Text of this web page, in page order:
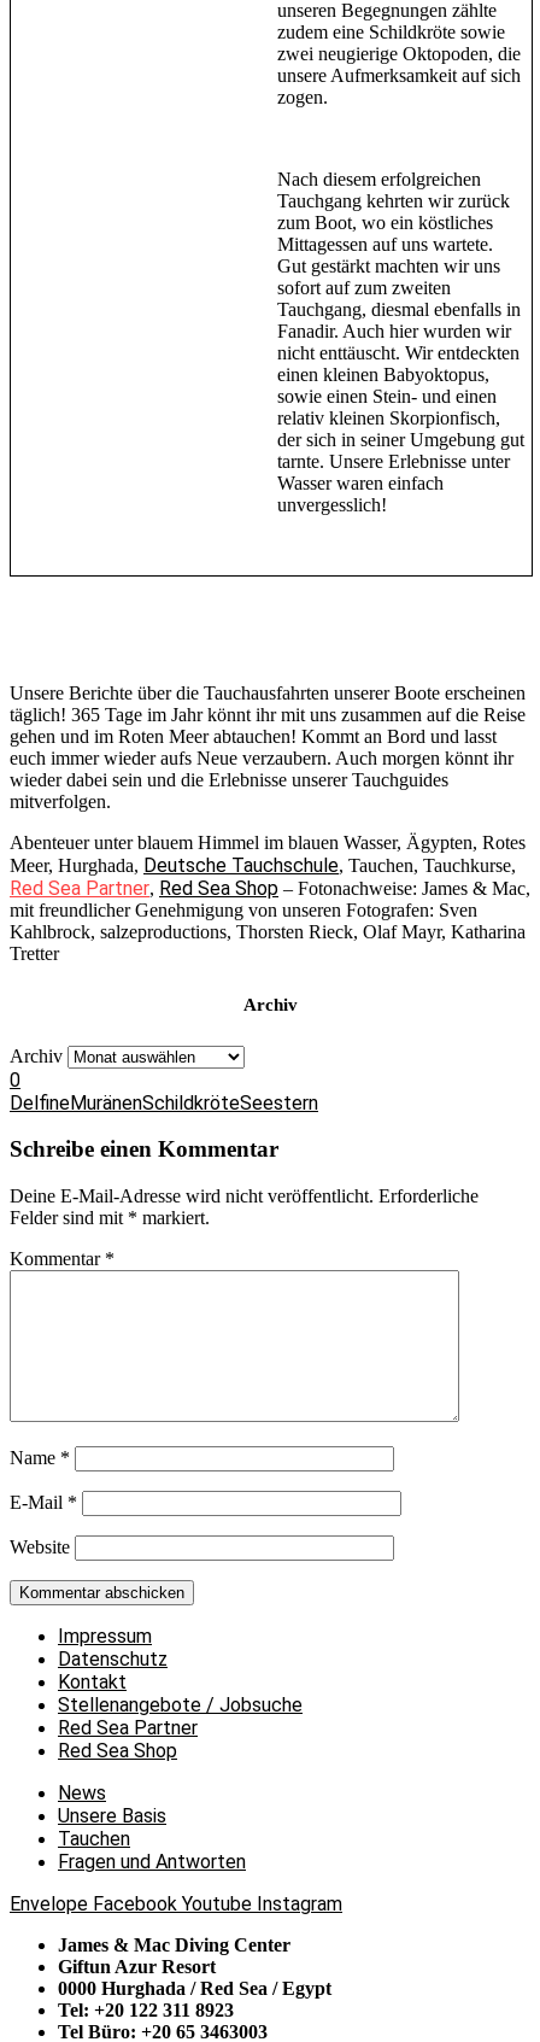
unseren Begegnungen zählte
zudem eine Schildkröte sowie
zwei neugierige Oktopoden, die
unsere Aufmerksamkeit auf sich
zogen.
Nach diesem erfolgreichen
Tauchgang kehrten wir zurück
zum Boot, wo ein köstliches
Mittagessen auf uns wartete.
Gut gestärkt machten wir uns
sofort auf zum zweiten
Tauchgang, diesmal ebenfalls in
Fanadir. Auch hier wurden wir
nicht enttäuscht. Wir entdeckten
einen kleinen Babyoktopus,
sowie einen Stein- und einen
relativ kleinen Skorpionfisch,
der sich in seiner Umgebung gut
tarnte. Unsere Erlebnisse unter
Wasser waren einfach
unvergesslich!
Unsere Berichte über die Tauchausfahrten unserer Boote erscheinen
täglich! 365 Tage im Jahr könnt ihr mit uns zusammen auf die Reise
gehen und im Roten Meer abtauchen! Kommt an Bord und lasst
euch immer wieder aufs Neue verzaubern. Auch morgen könnt ihr
wieder dabei sein und die Erlebnisse unserer Tauchguides
mitverfolgen.
Abenteuer unter blauem Himmel im blauen Wasser, Ägypten, Rotes
Meer, Hurghada, Deutsche Tauchschule, Tauchen, Tauchkurse,
Red Sea Partner, Red Sea Shop – Fotonachweise: James & Mac,
mit freundlicher Genehmigung von unseren Fotografen: Sven
Kahlbrock, salzeproductions, Thorsten Rieck, Olaf Mayr, Katharina
Tretter
Archiv
Archiv
0
DelfineMuränenSchildkröteSeestern
Schreibe einen Kommentar
Deine E-Mail-Adresse wird nicht veröffentlicht. Erforderliche
Felder sind mit * markiert.
Kommentar *
Name *
E-Mail *
Website
Impressum
Datenschutz
Kontakt
Stellenangebote / Jobsuche
Red Sea Partner
Red Sea Shop
News
Unsere Basis
Tauchen
Fragen und Antworten
Envelope Facebook Youtube Instagram
James & Mac Diving Center
Giftun Azur Resort
0000 Hurghada / Red Sea / Egypt
Tel: +20 122 311 8923
Tel Büro: +20 65 3463003